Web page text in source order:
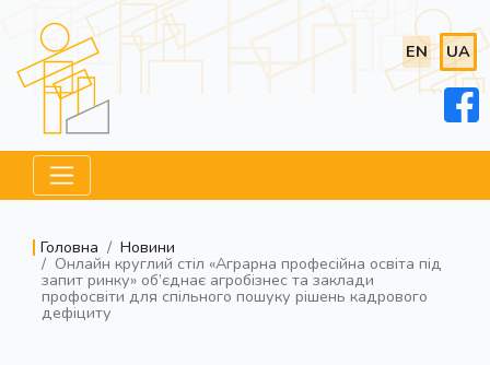
EN UA
Головна Новини
Онлайн круглий стіл «Аграрна професійна освіта під
запит ринку» об’єднає агробізнес та заклади
профосвіти для спільного пошуку рішень кадрового
дефіциту